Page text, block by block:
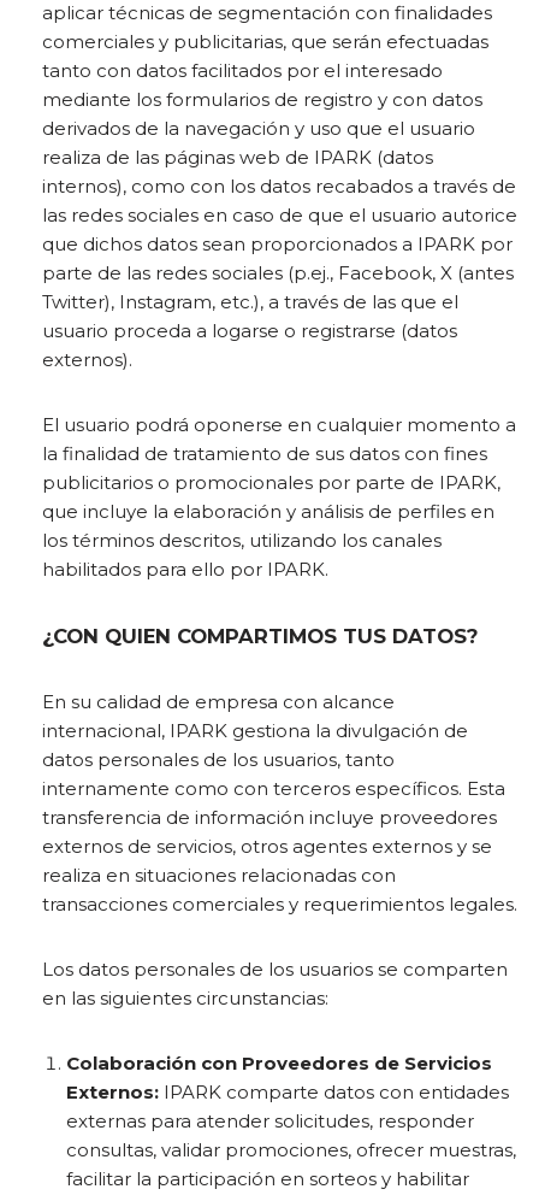
aplicar técnicas de segmentación con finalidades
comerciales y publicitarias, que serán efectuadas
tanto con datos facilitados por el interesado
mediante los formularios de registro y con datos
derivados de la navegación y uso que el usuario
realiza de las páginas web de IPARK (datos
internos), como con los datos recabados a través de
las redes sociales en caso de que el usuario autorice
que dichos datos sean proporcionados a IPARK por
parte de las redes sociales (p.ej., Facebook, X (antes
Twitter), Instagram, etc.), a través de las que el
usuario proceda a logarse o registrarse (datos
externos).
El usuario podrá oponerse en cualquier momento a
la finalidad de tratamiento de sus datos con fines
publicitarios o promocionales por parte de IPARK,
que incluye la elaboración y análisis de perfiles en
los términos descritos, utilizando los canales
habilitados para ello por IPARK.
¿CON QUIEN COMPARTIMOS TUS DATOS?
En su calidad de empresa con alcance
internacional, IPARK gestiona la divulgación de
datos personales de los usuarios, tanto
internamente como con terceros específicos. Esta
transferencia de información incluye proveedores
externos de servicios, otros agentes externos y se
realiza en situaciones relacionadas con
transacciones comerciales y requerimientos legales.
Los datos personales de los usuarios se comparten
en las siguientes circunstancias:
Colaboración con Proveedores de Servicios
Externos: IPARK comparte datos con entidades
externas para atender solicitudes, responder
consultas, validar promociones, ofrecer muestras,
facilitar la participación en sorteos y habilitar